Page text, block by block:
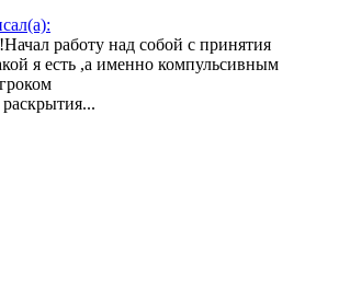
работу над собой с принятия
я есть ,а именно компульсивным